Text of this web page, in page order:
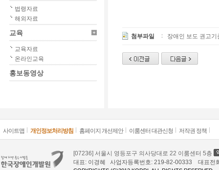
법령자료
해외자료
교육
교육자료
온라인교육
홍보동영상
첨부파일 장애인 보도 권고
사이트맵 개인정보처리방침 홈페이지 개선제안 이룸센터 대관신청 저작권 정책
[07236] 서울시 영등포구 의사당대로 22 이룸센터 5층
대표: 이경혜 사업자등록번호: 219-82-00333 대표